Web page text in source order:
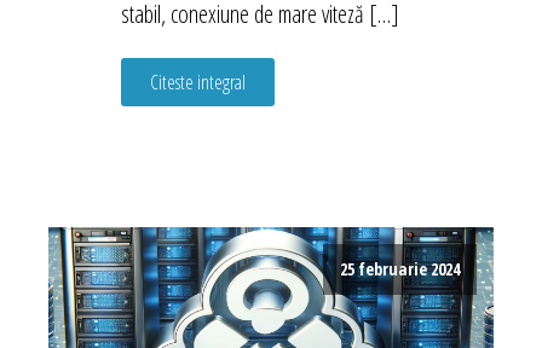
stabil, conexiune de mare viteză […]
Citeste integral
25 februarie 2024